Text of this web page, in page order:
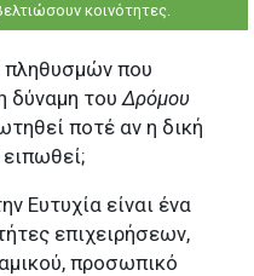
κοινότητες.
πληθυσμών που
δύναμη του Δρόμου
ποτέ αν η δική
Ευτυχία είναι ένα
επιχειρήσεων,
προσωπικό